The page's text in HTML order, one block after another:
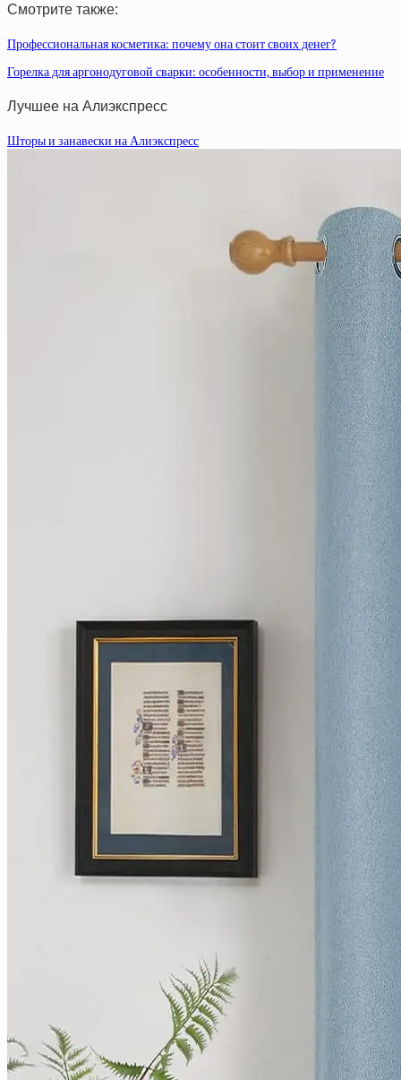
Смотрите также:
Профессиональная косметика: почему она стоит своих денег?
Горелка для аргонодуговой сварки: особенности, выбор и применение
Лучшее на Алиэкспресс
Шторы и занавески на Алиэкспресс